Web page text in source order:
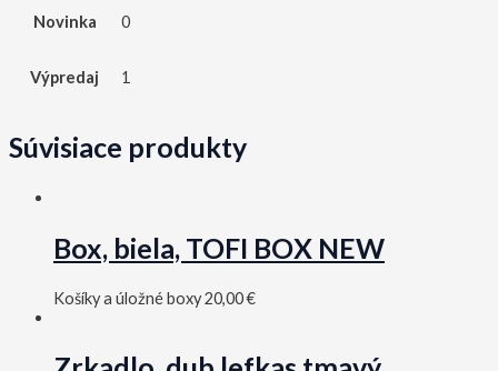
Novinka 0
Výpredaj 1
Súvisiace produkty
Box, biela, TOFI BOX NEW
Košíky a úložné boxy20,00€